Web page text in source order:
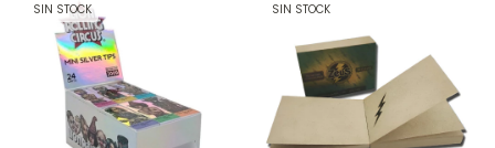
SIN STOCK SIN STOCK